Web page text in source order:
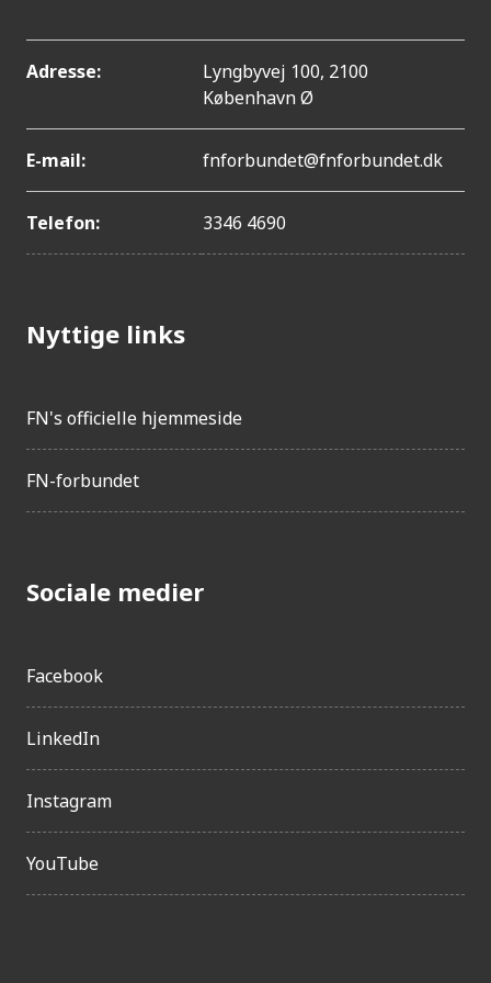
Adresse:
Lyngbyvej 100, 2100
København Ø
E-mail: fnforbundet@fnforbundet.dk
Telefon: 3346 4690
Nyttige links
FN's officielle hjemmeside
FN-forbundet
Sociale medier
Facebook
LinkedIn
Instagram
YouTube